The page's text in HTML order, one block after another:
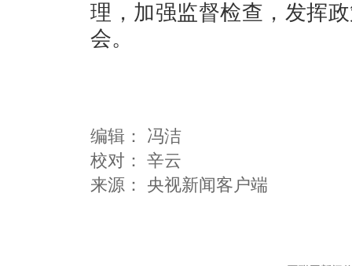
理，加强监督检查，发挥
会。
编辑： 冯洁
校对： 辛云